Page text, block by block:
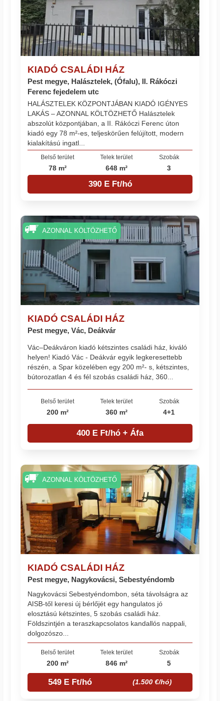
KIADÓ CSALÁDI HÁZ
Pest megye, Halásztelek, (Ófalu), II. Rákóczi
Ferenc fejedelem utc
HALÁSZTELEK KÖZPONTJÁBAN KIADÓ IGÉNYES
LAKÁS – AZONNAL KÖLTÖZHETŐ Halásztelek
abszolút központjában, a II. Rákóczi Ferenc úton
kiadó egy 78 m²-es, teljeskörűen felújított, modern
kialakítású ingatl...
Belső terület
78 m²
Telek terület
648 m²
Szobák
3
390 E Ft/hó
KIADÓ CSALÁDI HÁZ
Pest megye, Vác, Deákvár
Vác–Deákváron kiadó kétszintes családi ház, kiváló
helyen! Kiadó Vác - Deákvár egyik legkeresettebb
részén, a Spar közelében egy 200 m²- s, kétszintes,
bútorozatlan 4 és fél szobás családi ház, 360...
Belső terület
200 m²
Telek terület
360 m²
Szobák
4+1
400 E Ft/hó + Áfa
AZONNAL KÖLTÖZHETŐ
KIADÓ CSALÁDI HÁZ
Pest megye, Nagykovácsi, Sebestyéndomb
Nagykovácsi Sebestyéndombon, séta távolságra az
AISB-től keresi új bérlőjét egy hangulatos jó
elosztású kétszintes, 5 szobás családi ház.
Földszintjén a teraszkapcsolatos kandallós nappali,
dolgozószo...
Belső terület
200 m²
Telek terület
846 m²
Szobák
5
549 E Ft/hó (1.500 €/hó)
AZONNAL KÖLTÖZHETŐ